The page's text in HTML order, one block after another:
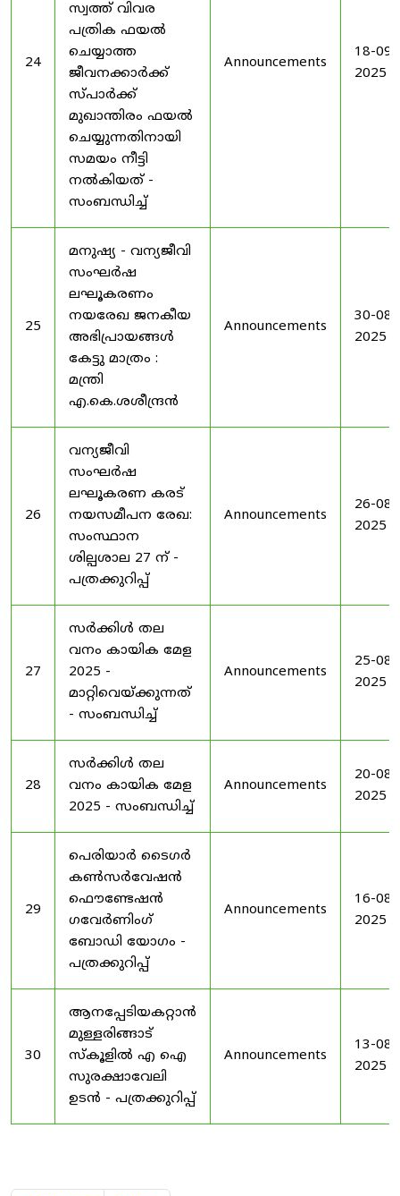
24
സ്വത്ത് വിവര
പത്രിക ഫയൽ
ചെയ്യാത്ത
ജീവനക്കാർക്ക്
സ്പാർക്ക്
മുഖാന്തിരം ഫയൽ
ചെയ്യുന്നതിനായി
സമയം നീട്ടി
നൽകിയത് -
സംബന്ധിച്ച്
Announcements
18-09-
2025
25
മനുഷ്യ - വന്യജീവി
സംഘർഷ
ലഘൂകരണം
നയരേഖ ജനകീയ
അഭിപ്രായങ്ങൾ
കേട്ടു മാത്രം :
മന്ത്രി
എ.കെ.ശശീന്ദ്രൻ
Announcements
30-08-
2025
26
വന്യജീവി
സംഘർഷ
ലഘൂകരണ കരട്
നയസമീപന രേഖ:
സംസ്ഥാന
ശില്പശാല 27 ന് -
പത്രക്കുറിപ്പ്
Announcements
26-08-
2025
27
സർക്കിൾ തല
വനം കായിക മേള
2025 -
മാറ്റിവെയ്ക്കുന്നത്
- സംബന്ധിച്ച്
Announcements
25-08-
2025
28
സർക്കിൾ തല
വനം കായിക മേള
2025 - സംബന്ധിച്ച്
Announcements
20-08-
2025
29
പെരിയാർ ടൈഗർ
കൺസർവേഷൻ
ഫൌണ്ടേഷൻ
ഗവേർണിംഗ്
ബോഡി യോഗം -
പത്രക്കുറിപ്പ്
Announcements
16-08-
2025
30
ആനപ്പേടിയകറ്റാൻ
മുള്ളരിങ്ങാട്
സ്കൂളിൽ എ ഐ
സുരക്ഷാവേലി
ഉടൻ - പത്രക്കുറിപ്പ്
Announcements
13-08-
2025